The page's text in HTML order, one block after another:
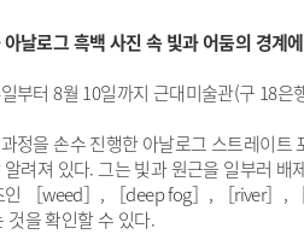
날로그 흑백 사진 속 빛과 어둠의 경계
부터 8월 10일까지 근대미술관(구 18
정을 손수 진행한 아날로그 스트레이
려져 있다. 그는 빛과 원근을 일부러
인 ［weed］, ［deep fog］, ［river
것을 확인할 수 있다.